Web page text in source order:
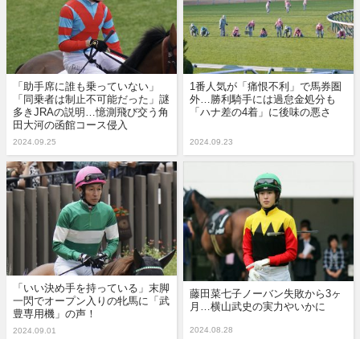
「助手席に誰も乗っていない」
「同乗者は制止不可能だった」謎
多きJRAの説明…憶測飛び交う角
田大河の函館コース侵入
2024.09.25
1番人気が「痛恨不利」で馬券圏
外…勝利騎手には過怠金処分も
「ハナ差の4着」に後味の悪さ
2024.09.23
「いい決め手を持っている」末脚
一閃でオープン入りの牝馬に「武
豊専用機」の声！
2024.09.01
藤田菜七子ノーバン失敗から3ヶ
月…横山武史の実力やいかに
2024.08.28